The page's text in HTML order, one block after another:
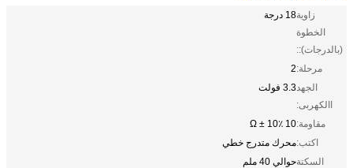
زاوية
الخطوة
(بالدرجات)::
18 درجة
مرحلة:2
الجهد
االكهربى:
3.3 فولت
مقاومة:10 Ω ± 10٪
اكتب:محرك متدرج خطي
السكتةحوالي 40 ملم